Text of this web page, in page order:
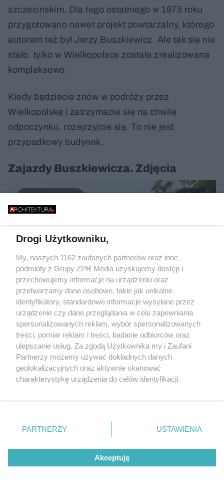
szczecińskim. Dla tego ostatniego w 1975 roku
przygotowano nawet projekt powtarzalny, którego
autorem też był Jerzy Buszkiewicz. Ale tak się nie
stało. tylko w Wielkopolsce została zrealizowana
kompleksowo.
Kiedy będziecie znów w podróży przez
Wielkopolskę i zatrzymacie się na chwilę
odpoczynku, rozejrzyjcie się. To nie jest
przypadkowy budynek.
Zajazdy Buszkiewicza. Zdjęcia
MUROWANE STARCIE
Dom - drewniany czy murowany?
G
r
P
r
ń
ń
P
s
-21:20
Drogi Użytkowniku,
My, naszych 1162 zaufanych partnerów oraz inne
podmioty z Grupy ZPR Media uzyskujemy dostęp i
przechowujemy informacje na urządzeniu oraz
przetwarzamy dane osobowe, takie jak unikalne
identyfikatory, standardowe informacje wysyłane przez
urządzenie czy dane przeglądania w celu zapewniania
spersonalizowanych reklam, wybór spersonalizowanych
treści, pomiar reklam i treści, badanie odbiorców oraz
ulepszanie usług. Za zgodą Użytkownika my i Zaufani
Partnerzy możemy używać dokładnych danych
geolokalizacyjnych oraz aktywnie skanować
charakterystykę urządzenia do celów identyfikacji.
zmienić/wycofać klikając przycisk ustawień prywatności
znajdujący się w lewym dolnym rogu strony
rodzaje przetwarzania danych nie wymagają zgody
użytkownika, ale masz prawo sprzeciwić się takiemu
przetwarzaniu. Preferencje będą miały zastosowanie tylko
PARTNERZY USTAWIENIA
Akceptuję